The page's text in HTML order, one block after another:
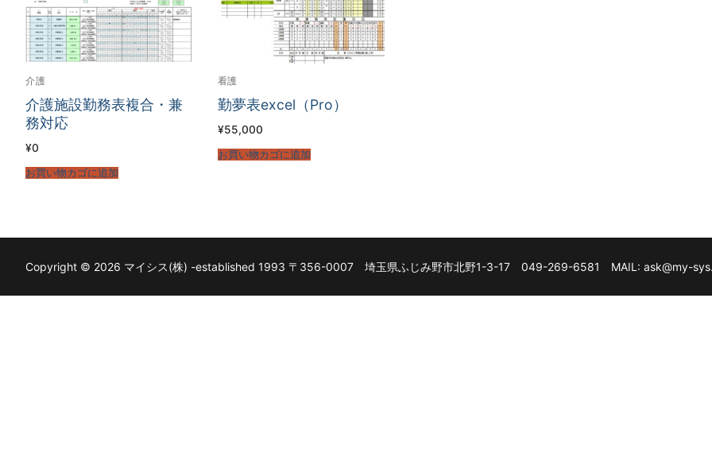
介護
介護施設勤務表複合・兼
務対応
¥0
お買い物カゴに追加
看護
勤夢表excel（Pro）
¥55,000
お買い物カゴに追加
Copyright © 2026 マイシス(株) -established 1993 〒356-0007 埼玉県ふじみ野市北野1-3-17 049-269-6581 MAIL: ask@my-